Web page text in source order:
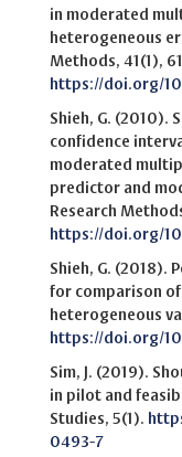
in moderated
heterogeneous
Methods, 41(1),
https://doi.org/
Shieh, G. (2010).
confidence
moderated
predictor and
Research
https://doi.org/
Shieh, G. (2018).
for comparison
heterogeneous
https://doi.org/
Sim, J. (2019).
in pilot and
Studies, 5(1).
0493-7